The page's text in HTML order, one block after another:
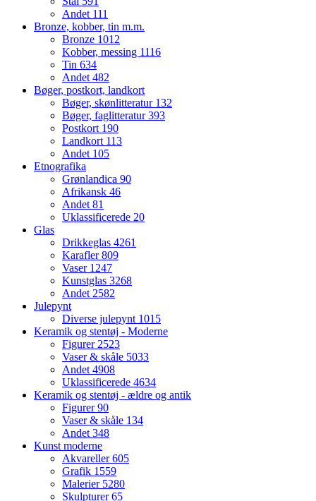
Andet 111
Bronze, kobber, tin m.m.
Bronze 1012
Kobber, messing 1116
Tin 634
Andet482
Bøger, postkort, landkort
Bøger, skønlitteratur 132
Bøger, faglitteratur393
Postkort 190
Landkort 113
Andet 105
Etnografika
Grønlandica 90
Afrikansk 46
Andet81
Uklassificerede 20
Glas
Drikkeglas 4261
Karafler809
Vaser 1247
Kunstglas 3268
Andet2582
Julepynt
Diverse julepynt 1015
Keramik og stentøj - Moderne
Figurer2523
Vaser & skåle 5033
Andet4908
Uklassificerede 4634
Keramik og stentøj - ældre og antik
Figurer90
Vaser & skåle 134
Andet348
Kunst moderne
Akvareller605
Grafik 1559
Malerier 5280
Skulpturer65